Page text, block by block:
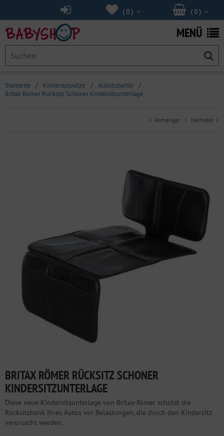
(0 )
(0 )
MENÜ
Startseite / Kinderautositze / Autozubehör /
Britax Römer Rücksitz Schoner Kindersitzunterlage
Vorheriger | Nächster
BRITAX RÖMER RÜCKSITZ SCHONER
KINDERSITZUNTERLAGE
Diese neue Kindersitzunterlage von Britax-Römer schützt die
Rücksitzbank Ihres Autos vor Belastungen, die durch den Kindersitz
verursacht werden.